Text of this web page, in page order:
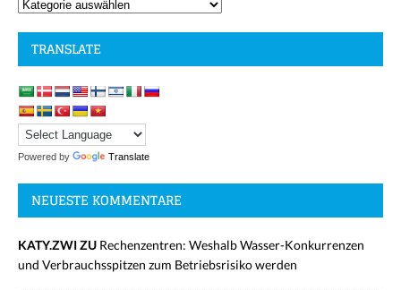
TRANSLATE
Powered by Translate
NEUESTE KOMMENTARE
KATY.ZWI ZU Rechenzentren: Weshalb Wasser-Konkurrenzen
und Verbrauchsspitzen zum Betriebsrisiko werden